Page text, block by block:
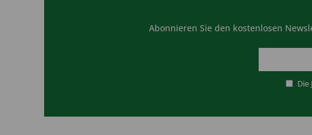
Abonnieren Sie den kostenlosen
Die